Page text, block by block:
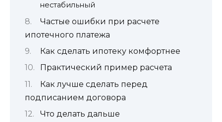
нестабильный
Частые ошибки при расчете
ипотечного платежа
Как сделать ипотеку комфортнее
Практический пример расчета
Как лучше сделать перед
подписанием договора
Что делать дальше